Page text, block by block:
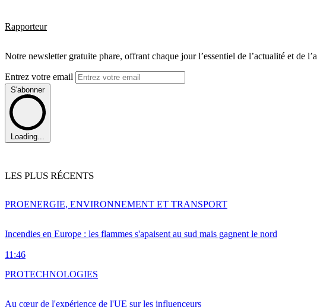
Rapporteur
Notre newsletter gratuite phare, offrant chaque jour l’essentiel de l’actualité et de
Entrez votre email
S'abonner
Loading...
LES PLUS RÉCENTS
Incendies en Europe : les flammes s'apaisent au sud mais gagnent le nord
11:46
PROENERGIE, ENVIRONNEMENT ET TRANSPORT
Au cœur de l'expérience de l'UE sur les influenceurs
PROTECHNOLOGIES